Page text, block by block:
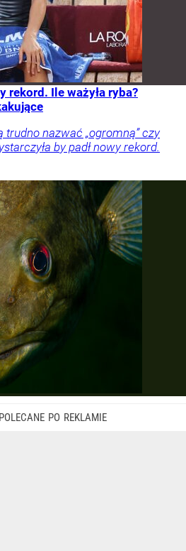
rekord. Ile ważyła ryba?
trudno nazwać „ogromną” czy
by padł nowy rekord.